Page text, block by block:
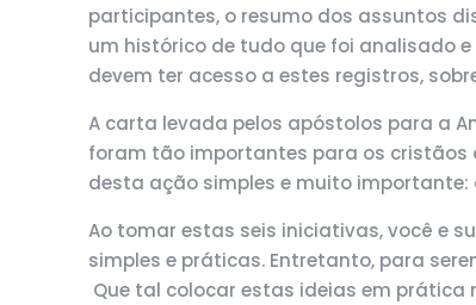
participantes, o resumo dos assuntos
um histórico de tudo que foi analisado
devem ter acesso a estes registros,
A carta levada pelos apóstolos para a
foram tão importantes para os cristãos
desta ação simples e muito
Ao tomar estas seis iniciativas, você e
simples e práticas. Entretanto, para
Que tal colocar estas ideias em prática